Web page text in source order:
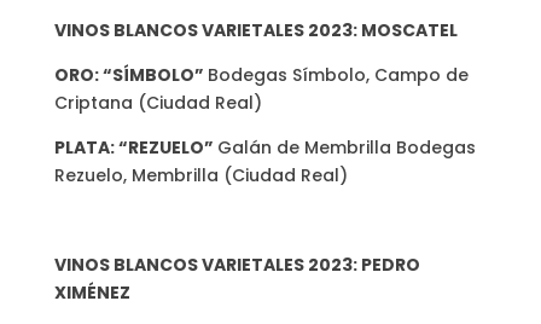
VINOS BLANCOS VARIETALES 2023: MOSCATEL
ORO: “SÍMBOLO” Bodegas Símbolo, Campo de
Criptana (Ciudad Real)
PLATA: “REZUELO” Galán de Membrilla Bodegas
Rezuelo, Membrilla (Ciudad Real)
VINOS BLANCOS VARIETALES 2023: PEDRO
XIMÉNEZ